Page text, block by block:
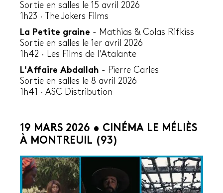
Sortie en salles le 15 avril 2026
1h23 · The Jokers Films
La Petite graine - Mathias & Colas Rifkiss
Sortie en salles le 1 er avril 2026
1h42 · Les Films de l'Atalante
L'Affaire Abdallah - Pierre Carles
Sortie en salles le 8 avril 2026
1h41 · ASC Distribution
19 MARS 2026 • CINÉMA LE MÉLIÈS
À MONTREUIL (93)